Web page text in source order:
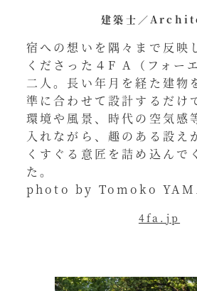
建築士／
宿への想いを隅々まで反映
くださった４F A（フォー
二人。長い年月を経た建物
準に合わせて設計するだけ
環境や風景、時代の空気感
入れながら、趣のある設え
くすぐる意匠を詰め込んで
た。
photo by Tomoko
4fa.jp